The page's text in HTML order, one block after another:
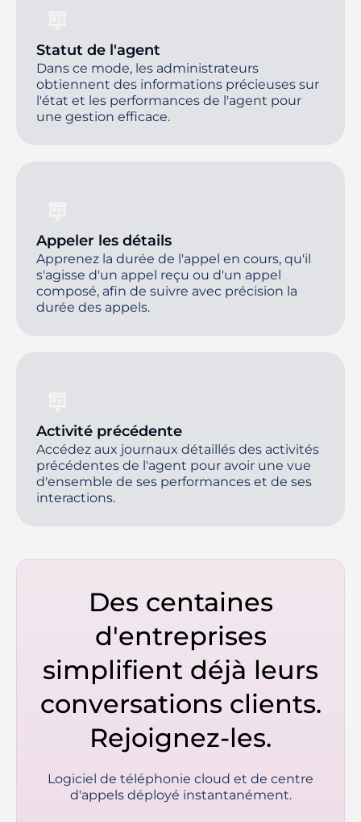
Statut de l'agent
Dans ce mode, les administrateurs
obtiennent des informations précieuses sur
l'état et les performances de l'agent pour
une gestion efficace.
Appeler les détails
Apprenez la durée de l'appel en cours, qu'il
s'agisse d'un appel reçu ou d'un appel
composé, afin de suivre avec précision la
durée des appels.
Activité précédente
Accédez aux journaux détaillés des activités
précédentes de l'agent pour avoir une vue
d'ensemble de ses performances et de ses
interactions.
Des centaines
d'entreprises
simplifient déjà leurs
conversations clients.
Rejoignez-les.
Logiciel de téléphonie cloud et de centre
d'appels déployé instantanément.